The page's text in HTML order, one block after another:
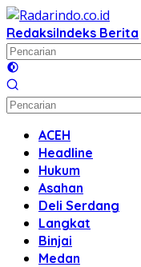
Langsung
ke
konten
RedaksiIndeks Berita
ACEH
Headline
Hukum
Asahan
Deli Serdang
Langkat
Binjai
Medan